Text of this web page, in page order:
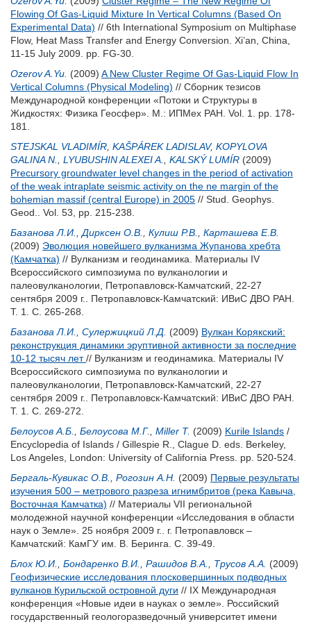
Flowing Of Gas-Liquid Mixture In Vertical Columns (Based On
Experimental Data) // 6th International Symposium on Multiphase
Flow, Heat Mass Transfer and Energy Conversion. Xi’an, China,
11-15 July 2009. pp. FG-30.
Ozerov A.Yu. (2009) A New Cluster Regime Of Gas-Liquid Flow In
Vertical Columns (Physical Modeling) // Сборник тезисов
Международной конференции «Потоки и Структуры в
Жидкостях: Физика Геосфер». М.: ИПМех РАН. Vol. 1. pp. 178-
181.
STEJSKAL VLADIMÍR KAŠPÁREK LADISLAV, KOPYLOVA
GALINA N.
LYUBUSHIN ALEXEI A. KALSKÝ LUMÍR (2009)
Precursory groundwater level changes in the period of activation
of the weak intraplate seismic activity on the ne margin of the
bohemian massif (central Europe) in 2005 // Stud. Geophys.
Geod.. Vol. 53, pp. 215-238.
Базанова Л.И.
Дирксен О.В. Кулиш Р.В.
Карташева Е.В.
(2009) Эволюция новейшего вулканизма Жупанова хребта
(Камчатка) // Вулканизм и геодинамика. Материалы IV
Всероссийского симпозиума по вулканологии и
палеовулканологии, Петропавловск-Камчатский, 22-27
сентября 2009 г.. Петропавловск-Камчатский: ИВиС ДВО РАН.
Т. 1. С. 265-268.
Базанова Л.И.
Сулержицкий Л.Д. (2009) Вулкан Корякский:
реконструкция динамики эруптивной активности за последние
10-12 тысяч лет// Вулканизм и геодинамика. Материалы IV
Всероссийского симпозиума по вулканологии и
палеовулканологии, Петропавловск-Камчатский, 22-27
сентября 2009 г.. Петропавловск-Камчатский: ИВиС ДВО РАН.
Т. 1. С. 269-272.
Белоусов А.Б.
Белоусова М.Г. Miller T. (2009) Kurile Islands /
Encyclopedia of Islands / Gillespie R. Clague D. eds. Berkeley,
Los Angeles, London: University of California Press. pp. 520-524.
Бергаль-Кувикас О.В.
Рогозин А.Н. (2009) Первые результаты
изучения 500 – метрового разреза игнимбритов (река Кавыча,
Восточная Камчатка) // Материалы VII региональной
молодежной научной конференции «Исследования в области
наук о Земле». 25 ноября 2009 г.. г. Петропавловск –
Камчатский: КамГУ им. В. Беринга. С. 39-49.
Блох Ю.И.
Бондаренко В.И. Рашидов В.А. Трусов А.А. (2009)
Геофизические исследования плосковершинных подводных
вулканов Курильской островной дуги // IX Международная
конференция «Новые идеи в науках о земле». Российский
государственный геологоразведочный университет имени